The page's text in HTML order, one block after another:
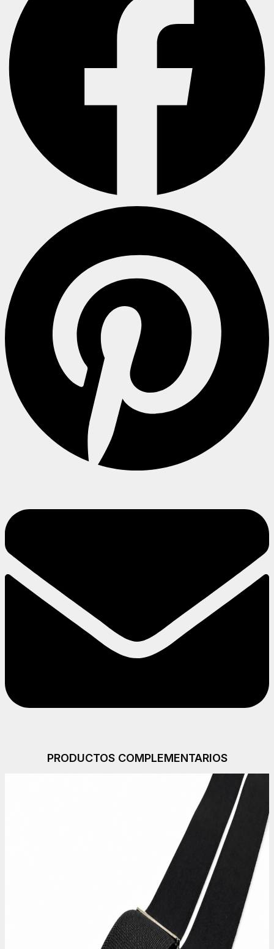
PRODUCTOS COMPLEMENTARIOS